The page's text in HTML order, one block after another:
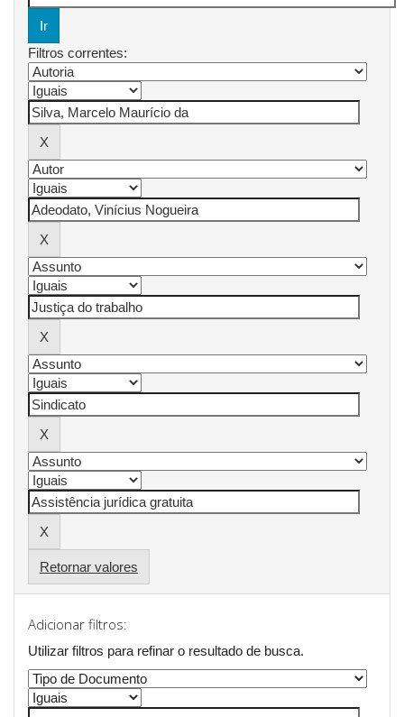
Filtros correntes:
Retornar valores
Adicionar filtros:
Utilizar filtros para refinar o resultado de busca.